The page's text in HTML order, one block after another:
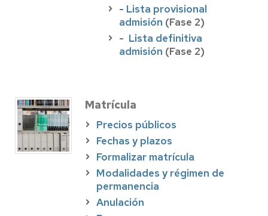
- Lista provisional
admisión (Fase 2)
- Lista definitiva
admisión (Fase 2)
Matrícula
Precios públicos
Fechas y plazos
Formalizar matrícula
Modalidades y régimen de
permanencia
Anulación